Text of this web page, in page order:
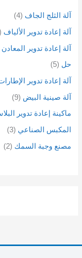
آلة الثلج الجاف 4
آلة إعادة تدوير الألياف
آلة إعادة تدوير المعادن
حل 5
آلة إعادة تدوير
آلة صينية البيض 9
ماكينة إعادة تدوير
المكبس الصناعي 3
مصنع وجبة السمك 2